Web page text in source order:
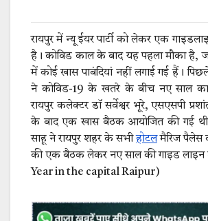
रायपुर में न्यू ईयर पार्टी को लेकर एक
है। कोविड काल के बाद यह पहला मौका है,
में कोई खास पाबंदियां नहीं लगाई गई हैं।
ने कोविड-19 के खतरे के बीच नए साल
रायपुर कलेक्टर डॉ सर्वेश्वर भूरे, एसएसपी
के बाद एक खास बैठक आयोजित की गई
साहू ने रायपुर शहर के सभीहोटलमैरिज पैलेस
की एक बैठक लेकर नए साल की गाइड
Year in the capital Raipur)